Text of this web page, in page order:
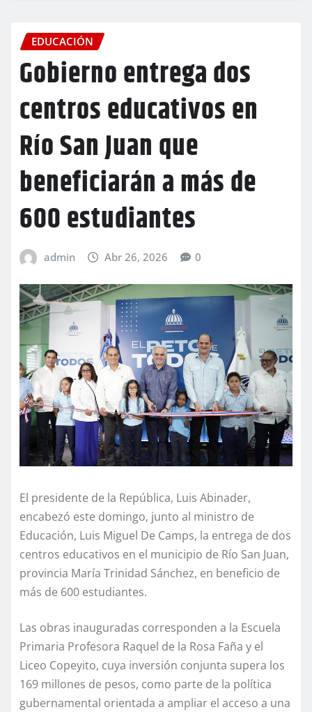
EDUCACIÓN
Gobierno entrega dos
centros educativos en
Río San Juan que
beneficiarán a más de
600 estudiantes
admin Abr 26, 2026 0
El presidente de la República, Luis Abinader,
encabezó este domingo, junto al ministro de
Educación, Luis Miguel De Camps, la entrega de dos
centros educativos en el municipio de Río San Juan,
provincia María Trinidad Sánchez, en beneficio de
más de 600 estudiantes.
Las obras inauguradas corresponden a la Escuela
Primaria Profesora Raquel de la Rosa Faña y el
Liceo Copeyito, cuya inversión conjunta supera los
169 millones de pesos, como parte de la política
gubernamental orientada a ampliar el acceso a una